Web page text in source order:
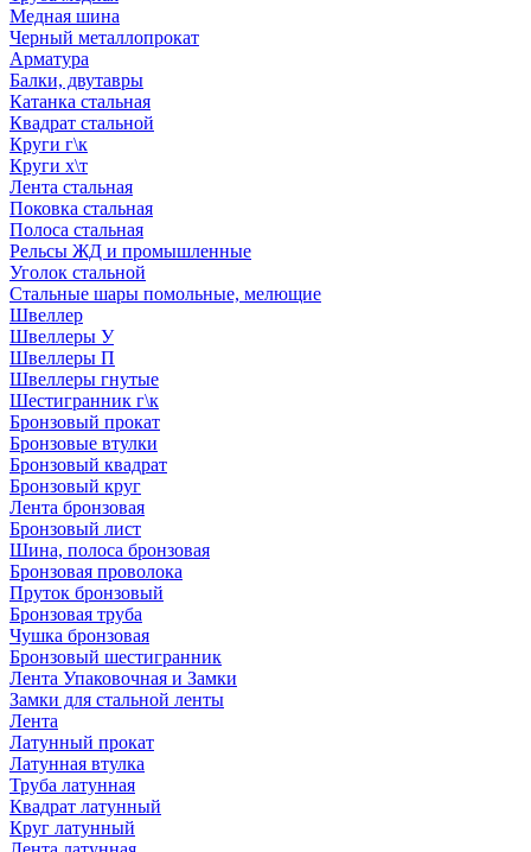
Медная шина
Черный металлопрокат
Арматура
Балки, двутавры
Катанка стальная
Квадрат стальной
Круги г\к
Круги х\т
Лента стальная
Поковка стальная
Полоса стальная
Рельсы ЖД и промышленные
Уголок стальной
Стальные шары помольные, мелющие
Швеллер
Швеллеры У
Швеллеры П
Швеллеры гнутые
Шестигранник г\к
Бронзовый прокат
Бронзовые втулки
Бронзовый квадрат
Бронзовый круг
Лента бронзовая
Бронзовый лист
Шина, полоса бронзовая
Бронзовая проволока
Пруток бронзовый
Бронзовая труба
Чушка бронзовая
Бронзовый шестигранник
Лента Упаковочная и Замки
Замки для стальной ленты
Лента
Латунный прокат
Латунная втулка
Труба латунная
Квадрат латунный
Круг латунный